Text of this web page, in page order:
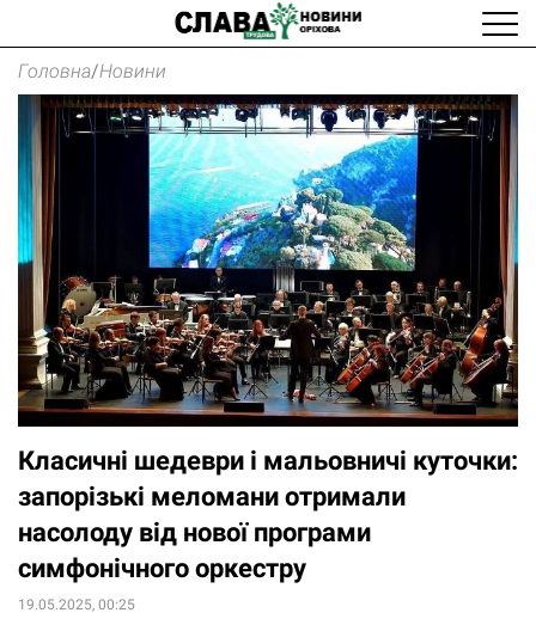
Головна/Новини
Класичні шедеври і мальовничі куточки:
запорізькі меломани отримали
насолоду від нової програми
симфонічного оркестру
19.05.2025, 00:25